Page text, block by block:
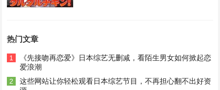
热门文章
1
《先接吻再恋爱》日本综艺无删减，看陌生男女如何掀起恋
爱浪潮
2
这些网站让你轻松观看日本综艺节目，不再担心翻不出好资